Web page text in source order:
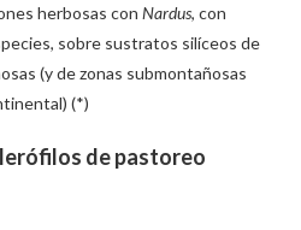
herbosas conNardus, con
sobre sustratos silíceos de
(y de zonas submontañosas
(*)
de pastoreo